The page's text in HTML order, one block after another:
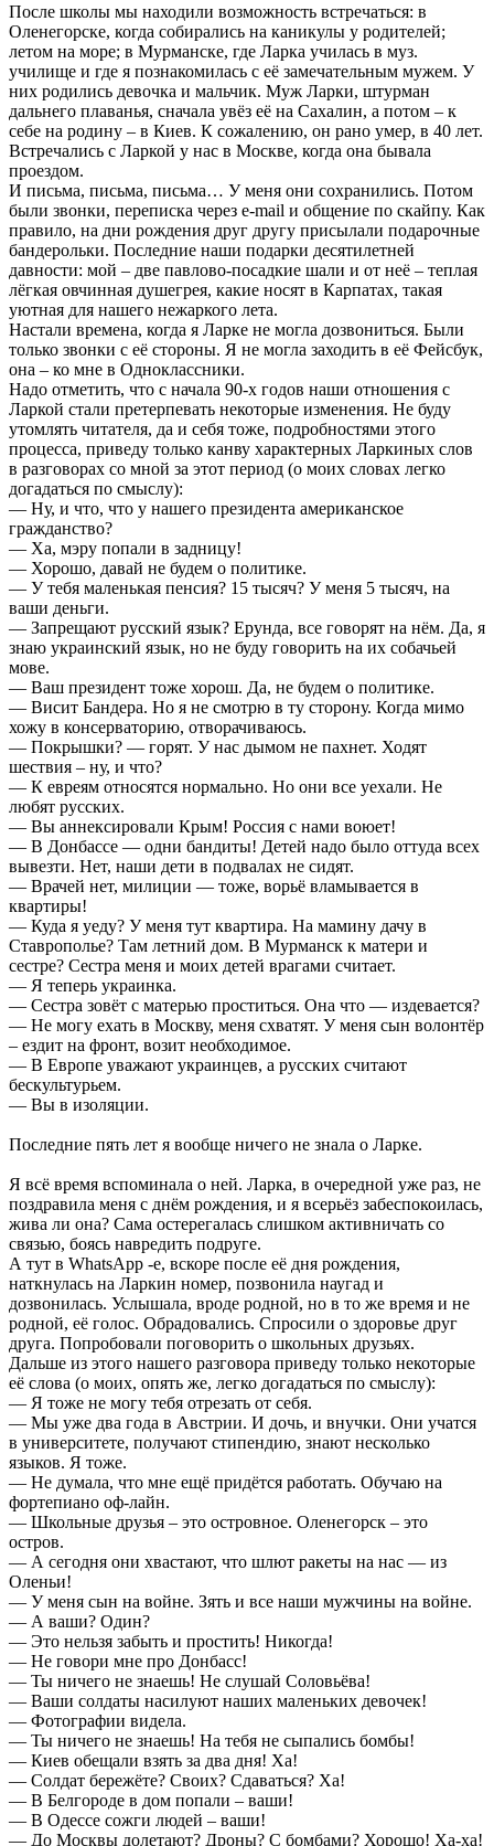
После школы мы находили возможность встречаться: в
Оленегорске, когда собирались на каникулы у родителей;
летом на море; в Мурманске, где Ларка училась в муз.
училище и где я познакомилась с её замечательным мужем. У
них родились девочка и мальчик. Муж Ларки, штурман
дальнего плаванья, сначала увёз её на Сахалин, а потом – к
себе на родину – в Киев. К сожалению, он рано умер, в 40 лет.
Встречались с Ларкой у нас в Москве, когда она бывала
проездом.
И письма, письма, письма… У меня они сохранились. Потом
были звонки, переписка через e-mail и общение по скайпу. Как
правило, на дни рождения друг другу присылали подарочные
бандерольки. Последние наши подарки десятилетней
давности: мой – две павлово-посадкие шали и от неё – теплая
лёгкая овчинная душегрея, какие носят в Карпатах, такая
уютная для нашего нежаркого лета.
Настали времена, когда я Ларке не могла дозвониться. Были
только звонки с её стороны. Я не могла заходить в её Фейсбук,
она – ко мне в Одноклассники.
Надо отметить, что с начала 90-х годов наши отношения с
Ларкой стали претерпевать некоторые изменения. Не буду
утомлять читателя, да и себя тоже, подробностями этого
процесса, приведу только канву характерных Ларкиных слов
в разговорах со мной за этот период (о моих словах легко
догадаться по смыслу):
— Ну, и что, что у нашего президента американское
гражданство?
— Ха, мэру попали в задницу!
— Хорошо, давай не будем о политике.
— У тебя маленькая пенсия? 15 тысяч? У меня 5 тысяч, на
ваши деньги.
— Запрещают русский язык? Ерунда, все говорят на нём. Да, я
знаю украинский язык, но не буду говорить на их собачьей
мове.
— Ваш президент тоже хорош. Да, не будем о политике.
— Висит Бандера. Но я не смотрю в ту сторону. Когда мимо
хожу в консерваторию, отворачиваюсь.
— Покрышки? — горят. У нас дымом не пахнет. Ходят
шествия – ну, и что?
— К евреям относятся нормально. Но они все уехали. Не
любят русских.
— Вы аннексировали Крым! Россия с нами воюет!
— В Донбассе — одни бандиты! Детей надо было оттуда всех
вывезти. Нет, наши дети в подвалах не сидят.
— Врачей нет, милиции — тоже, ворьё вламывается в
квартиры!
— Куда я уеду? У меня тут квартира. На мамину дачу в
Ставрополье? Там летний дом. В Мурманск к матери и
сестре? Сестра меня и моих детей врагами считает.
— Я теперь украинка.
— Сестра зовёт с матерью проститься. Она что — издевается?
— Не могу ехать в Москву, меня схватят. У меня сын волонтёр
– ездит на фронт, возит необходимое.
— В Европе уважают украинцев, а русских считают
бескультурьем.
— Вы в изоляции.
Последние пять лет я вообще ничего не знала о Ларке.
Я всё время вспоминала о ней. Ларка, в очередной уже раз, не
поздравила меня с днём рождения, и я всерьёз забеспокоилась,
жива ли она? Сама остерегалась слишком активничать со
связью, боясь навредить подруге.
А тут в WhatsApp -е, вскоре после её дня рождения,
наткнулась на Ларкин номер, позвонила наугад и
дозвонилась. Услышала, вроде родной, но в то же время и не
родной, её голос. Обрадовались. Спросили о здоровье друг
друга. Попробовали поговорить о школьных друзьях.
Дальше из этого нашего разговора приведу только некоторые
её слова (о моих, опять же, легко догадаться по смыслу):
— Я тоже не могу тебя отрезать от себя.
— Мы уже два года в Австрии. И дочь, и внучки. Они учатся
в университете, получают стипендию, знают несколько
языков. Я тоже.
— Не думала, что мне ещё придётся работать. Обучаю на
фортепиано оф-лайн.
— Школьные друзья – это островное. Оленегорск – это
остров.
— А сегодня они хвастают, что шлют ракеты на нас — из
Оленьи!
— У меня сын на войне. Зять и все наши мужчины на войне.
— А ваши? Один?
— Это нельзя забыть и простить! Никогда!
— Не говори мне про Донбасс!
— Ты ничего не знаешь! Не слушай Соловьёва!
— Ваши солдаты насилуют наших маленьких девочек!
— Фотографии видела.
— Ты ничего не знаешь! На тебя не сыпались бомбы!
— Киев обещали взять за два дня! Ха!
— Солдат бережёте? Своих? Сдаваться? Ха!
— В Белгороде в дом попали – ваши!
— В Одессе сожги людей – ваши!
— До Москвы долетают? Дроны? С бомбами? Хорошо! Ха-ха!